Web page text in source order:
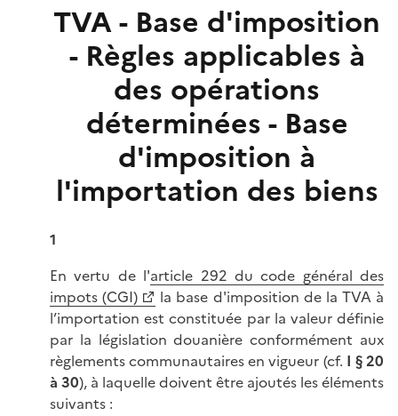
TVA - Base d'imposition
- Règles applicables à
des opérations
déterminées - Base
d'imposition à
l'importation des biens
1
En vertu de l'article 292 du code général des
impots (CGI)
la base d'imposition de la TVA à
l’importation est constituée par la valeur définie
par la législation douanière conformément aux
règlements communautaires en vigueur (cf. I § 20
à 30), à laquelle doivent être ajoutés les éléments
suivants :